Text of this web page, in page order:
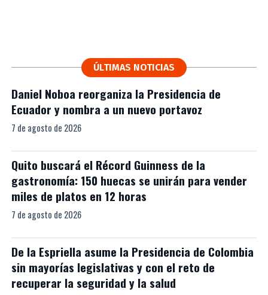
ÚLTIMAS NOTICIAS
Daniel Noboa reorganiza la Presidencia de
Ecuador y nombra a un nuevo portavoz
7 de agosto de 2026
Quito buscará el Récord Guinness de la
gastronomía: 150 huecas se unirán para vender
miles de platos en 12 horas
7 de agosto de 2026
De la Espriella asume la Presidencia de Colombia
sin mayorías legislativas y con el reto de
recuperar la seguridad y la salud